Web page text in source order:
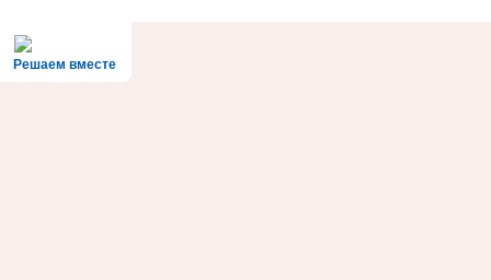
Решаем вместе